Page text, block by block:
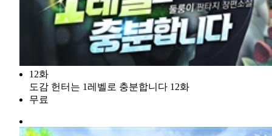
12화
도감 헌터는 1레벨로 충분합니다 12화
무료